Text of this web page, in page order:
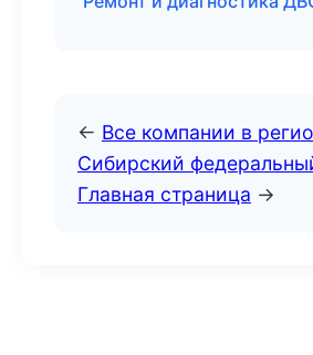
← Все компании в
Сибирский
Главная страница →